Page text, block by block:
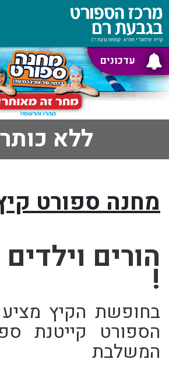
עדכונים
ללא
מחנה ספורט
הורים
!
בחופשת הקיץ
הספורט קייטנת
המשלבת